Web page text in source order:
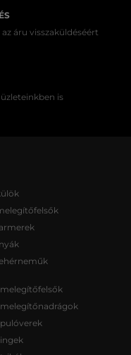
áru visszaküldéséért
is